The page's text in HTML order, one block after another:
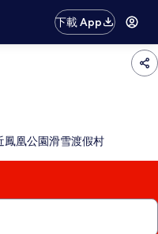
下載 App
鳳凰公園滑雪渡假村